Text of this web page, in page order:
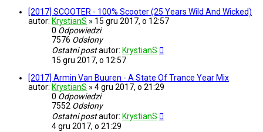
[2017] SCOOTER - 100% Scooter (25 Years Wild And Wicked)
autor: KrystianS » 15 gru 2017, o 12:57
0 Odpowiedzi
7576 Odsłony
Ostatni postautor: KrystianS
15 gru 2017, o 12:57
[2017] Armin Van Buuren - A State Of Trance Year Mix
autor: KrystianS » 4 gru 2017, o 21:29
0 Odpowiedzi
7552 Odsłony
Ostatni postautor: KrystianS
4 gru 2017, o 21:29